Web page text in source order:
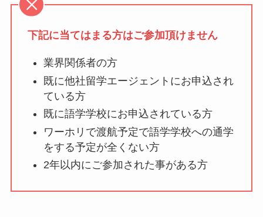
下記に当てはまる方はご参加頂けません
業界関係者の方
既に他社留学エージェントにお申込され
ている方
既に語学学校にお申込されている方
ワーホリで渡航予定で語学学校への通学
をする予定が全くない方
2年以内にご参加された事がある方